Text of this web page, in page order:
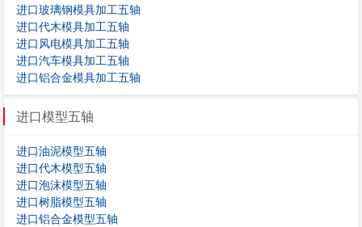
进口玻璃钢模具加工五轴
进口代木模具加工五轴
进口风电模具加工五轴
进口汽车模具加工五轴
进口铝合金模具加工五轴
进口模型五轴
进口油泥模型五轴
进口代木模型五轴
进口泡沫模型五轴
进口树脂模型五轴
进口铝合金模型五轴